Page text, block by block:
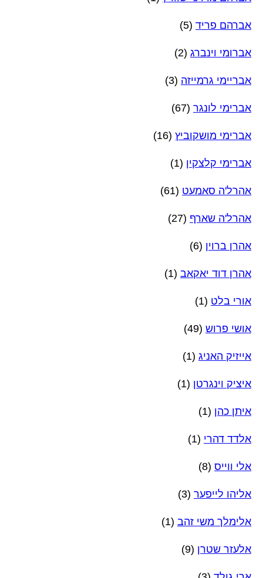
אברהם פריד (5)
אברומי וינברג (2)
אבריימי גרמייזה (3)
אברימי לונגר (67)
אברימי מושקוביץ (16)
אברימי קלצקין (1)
אהרל'ה סאמעט (61)
אהרל'ה שארף (27)
אהרן ברוין (6)
אהרן דוד יאקאב (1)
אורי בלט (1)
אושי פרוש (49)
אייזיק האניג (1)
איציק וינגרטן (1)
איתן כהן (1)
אלדד דהרי (1)
אלי ווייס (8)
אליהו לייפער (3)
אלימלך משי זהב (1)
אלעזר שטרן (9)